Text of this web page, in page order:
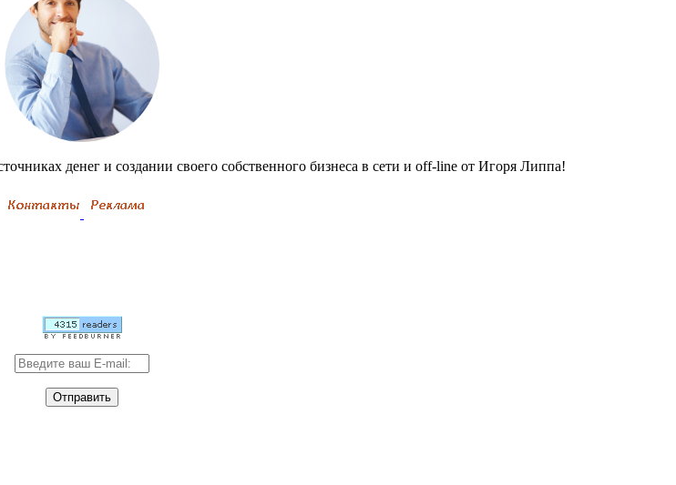
денег и создании своего собственного бизнеса в сети и off-line от Игоря Липпа!